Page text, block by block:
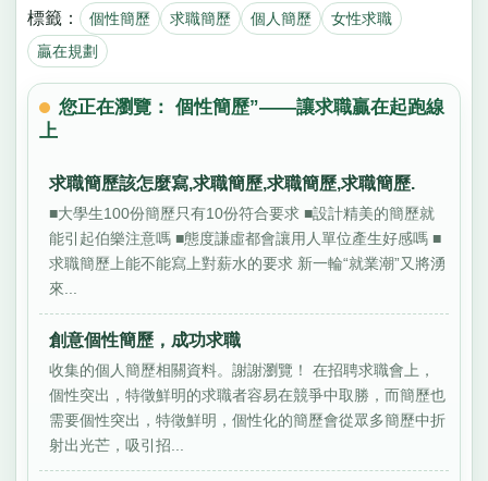
標籤： 個性簡歷 求職簡歷 個人簡歷
女性求職
贏在規劃
您正在瀏覽： 個性簡歷”——讓求職贏在起跑線
上
求職簡歷該怎麼寫,求職簡歷,求職簡歷,求職簡歷.
■大學生100份簡歷只有10份符合要求 ■設計精美的簡歷就
能引起伯樂注意嗎 ■態度謙虛都會讓用人單位產生好感嗎 ■
求職簡歷上能不能寫上對薪水的要求 新一輪“就業潮”又將湧
來...
創意個性簡歷，成功求職
收集的個人簡歷相關資料。謝謝瀏覽！ 在招聘求職會上，
個性突出，特徵鮮明的求職者容易在競爭中取勝，而簡歷也
需要個性突出，特徵鮮明，個性化的簡歷會從眾多簡歷中折
射出光芒，吸引招...